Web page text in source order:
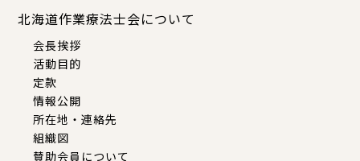
北海道作業療法士会について
会長挨拶
活動目的
定款
情報公開
所在地・連絡先
組織図
賛助会員について